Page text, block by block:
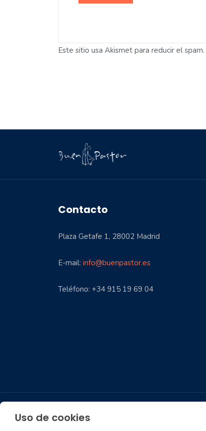
Este sitio usa Akismet para reducir el spam.
Contacto
Plaza Getafe 1, 28002 Madrid
E-mail: info@buenpastor.es
Teléfono: +34 915 19 69 04
Uso de cookies